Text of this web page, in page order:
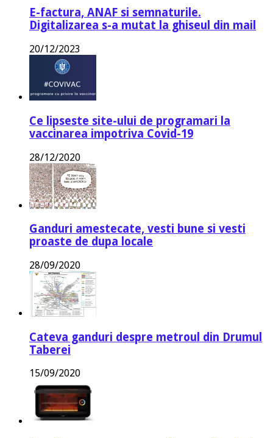
E-factura, ANAF si semnaturile.
Digitalizarea s-a mutat la ghiseul din mail
20/12/2023
Ce lipseste site-ului de programari la
vaccinarea impotriva Covid-19
28/12/2020
Ganduri amestecate, vesti bune si vesti
proaste de dupa locale
28/09/2020
Cateva ganduri despre metroul din Drumul
Taberei
15/09/2020